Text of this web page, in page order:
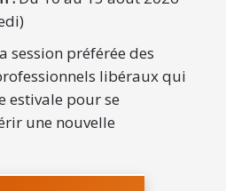
session préférée des
libéraux qui
estivale pour se
une nouvelle